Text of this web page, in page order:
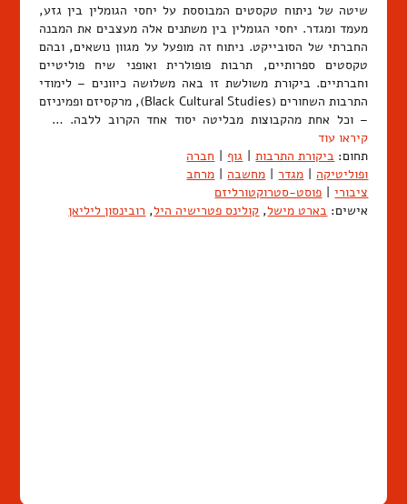
שיטה של ניתוח טקסטים המבוססת על יחסי הגומלין בין גזע,
מעמד ומגדר. יחסי הגומלין בין משתנים אלה מעצבים את המבנה
החברתי של הסובייקט. ניתוח זה מופעל על מגוון נושאים, ובהם
טקסטים ספרותיים, תרבות פופולרית ואופני שיח פוליטיים
וחברתיים. ביקורת משולשת זו באה משלושה כיוונים – לימודי
התרבות השחורים (Black Cultural Studies), מרקסיזם ופמיניזם
– וכל אחת מהקבוצות מבליטה יסוד אחד הקרוב ללבה. …
קיראו עוד
תחום: ביקורת התרבות | גוף | חברה
ופוליטיקה | מגדר | מחשבה | מרחב
ציבורי | פוסט-סטרוקטורליזם
אישים: בארט מישל, קולינס פטרישיה היל, רובינסון ליליאן